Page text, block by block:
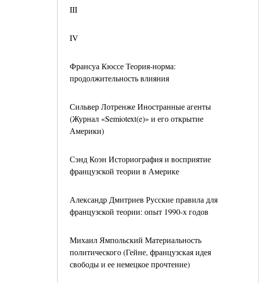
III
IV
Франсуа Кюссе Теория-норма:
продолжительность влияния
Сильвер Лотренже Иностранные агенты
(Журнал «Semiotext(e)» и его открытие
Америки)
Сэнд Коэн Историография и восприятие
французской теории в Америке
Александр Дмитриев Русские правила для
французской теории: опыт 1990-х годов
Михаил Ямпольский Материальность
политического (Гейне, французская идея
свободы и ее немецкое прочтение)